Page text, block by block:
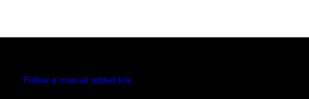
Follow a manual added link